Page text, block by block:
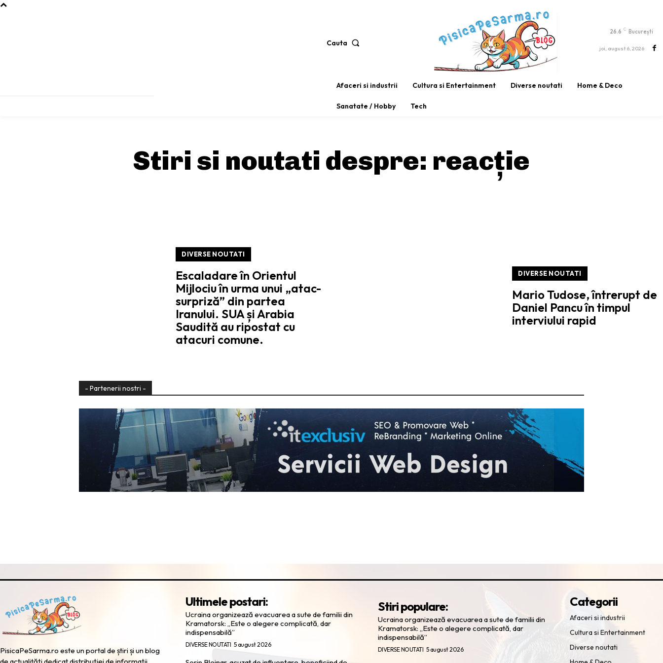
Cauta
26.6 C București
joi, august 6, 2026
Afaceri si industrii Cultura si Entertainment Diverse noutati Home & Deco
Sanatate / Hobby Tech
Stiri si noutati despre: reacție
DIVERSE NOUTATI
Escaladare în Orientul
Mijlociu în urma unui „atac-
surpriză” din partea
Iranului. SUA și Arabia
Saudită au ripostat cu
atacuri comune.
DIVERSE NOUTATI
Mario Tudose, întrerupt de
Daniel Pancu în timpul
interviului rapid
- Partenerii nostri -
PisicaPeSarma.ro este un portal de știri și un blog
Ultimele postari:
Ucraina organizează evacuarea a sute de familii din
Kramatorsk: „Este o alegere complicată, dar
indispensabilă”
DIVERSE NOUTATI 5 august 2026
Stiri populare:
Ucraina organizează evacuarea a sute de familii din
Kramatorsk: „Este o alegere complicată, dar
indispensabilă”
DIVERSE NOUTATI 5 august 2026
Categorii
Afaceri si industrii
Cultura si Entertainment
Diverse noutati